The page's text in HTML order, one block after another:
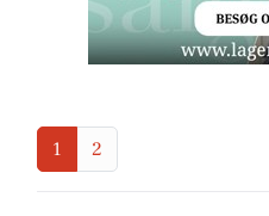
1 2